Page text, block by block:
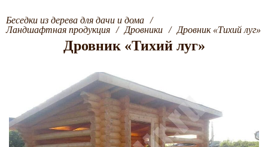
Беседки из дерева для дачи и дома /
Ландшафтная продукция / Дровники / Дровник «Тихий луг»
Дровник «Тихий луг»